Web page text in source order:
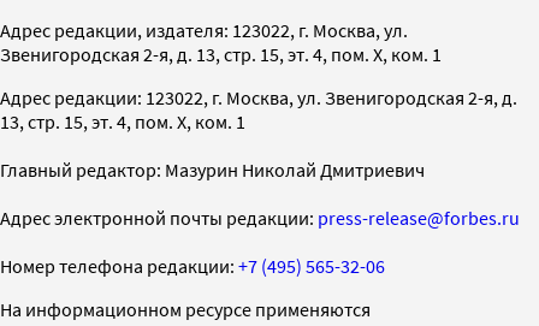
Адрес редакции, издателя: 123022, г. Москва, ул.
Звенигородская 2-я, д. 13, стр. 15, эт. 4, пом. X, ком. 1
Адрес редакции: 123022, г. Москва, ул. Звенигородская 2-я, д.
13, стр. 15, эт. 4, пом. X, ком. 1
Главный редактор: Мазурин Николай Дмитриевич
Адрес электронной почты редакции: press-release@forbes.ru
Номер телефона редакции: +7 (495) 565-32-06
На информационном ресурсе применяются